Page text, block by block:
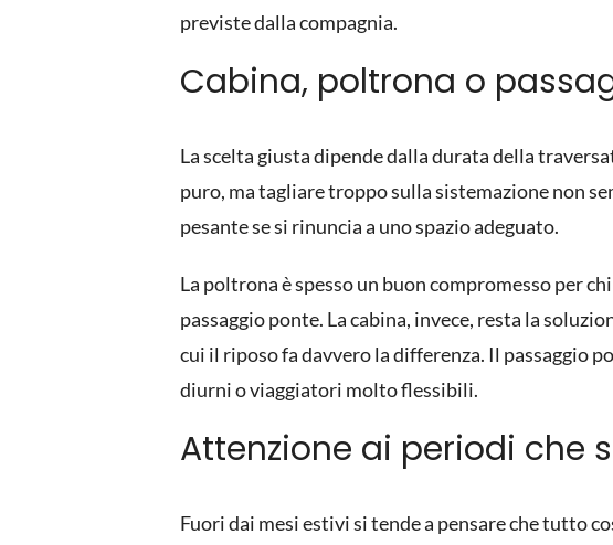
previste dalla compagnia.
Cabina, poltrona o
La scelta giusta dipende dalla durata della
puro, ma tagliare troppo sulla sistemazione non
pesante se si rinuncia a uno spazio adeguato.
La poltronaè spesso un buon compromesso per
passaggio ponte. La cabina, invece, resta la
cui il riposo fa davvero la differenza. Il passaggio
diurni o viaggiatori molto flessibili.
Attenzione ai periodi che
Fuori dai mesi estivi si tende a pensare che tutto